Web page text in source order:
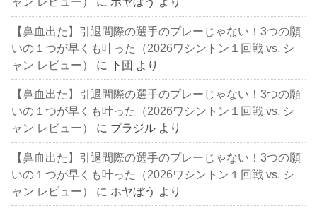
【鼻血出た】引退間際の選手のプレーじゃない！3つの願
いの１つが早くも叶った（2026ワシントン１回戦 vs. シ
ャン レビュー）
に下団 より
【鼻血出た】引退間際の選手のプレーじゃない！3つの願
いの１つが早くも叶った（2026ワシントン１回戦 vs. シ
ャン レビュー）
に ブラジル より
【鼻血出た】引退間際の選手のプレーじゃない！3つの願
いの１つが早くも叶った（2026ワシントン１回戦 vs. シ
ャン レビュー）
に ホヤぼう より